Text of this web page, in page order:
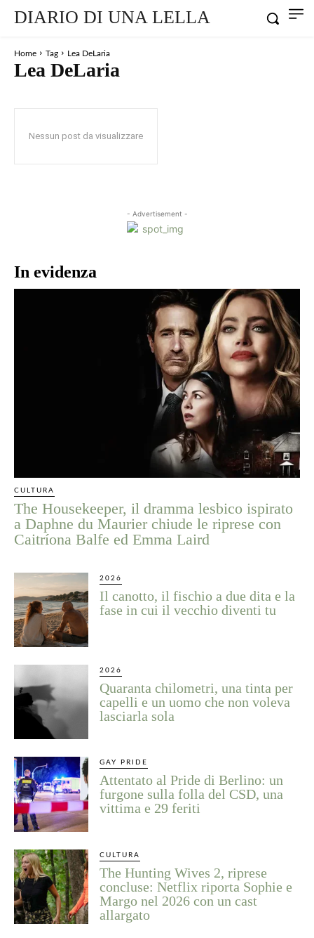
DIARIO DI UNA LELLA
Home Tag Lea DeLaria
Lea DeLaria
Nessun post da visualizzare
- Advertisement -
In evidenza
CULTURA
The Housekeeper, il dramma lesbico ispirato
a Daphne du Maurier chiude le riprese con
Caitríona Balfe ed Emma Laird
2026
Il canotto, il fischio a due dita e la
fase in cui il vecchio diventi tu
2026
Quaranta chilometri, una tinta per
capelli e un uomo che non voleva
lasciarla sola
GAY PRIDE
Attentato al Pride di Berlino: un
furgone sulla folla del CSD, una
vittima e 29 feriti
CULTURA
The Hunting Wives 2, riprese
concluse: Netflix riporta Sophie e
Margo nel 2026 con un cast
allargato